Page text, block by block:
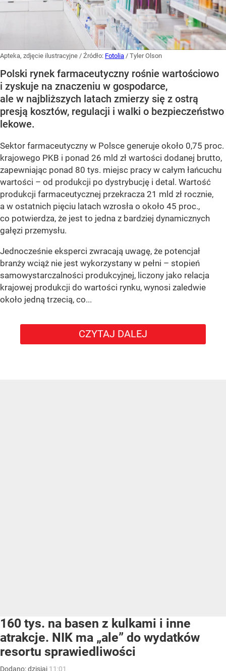
Apteka, zdjęcie ilustracyjne / Źródło: Fotolia / Tyler Olson
Polski rynek farmaceutyczny rośnie wartościowo
i zyskuje na znaczeniu w gospodarce,
ale w najbliższych latach zmierzy się z ostrą
presją kosztów, regulacji i walki o bezpieczeństwo
lekowe.
Sektor farmaceutyczny w Polsce generuje około 0,75 proc.
krajowego PKB i ponad 26 mld zł wartości dodanej brutto,
zapewniając ponad 80 tys. miejsc pracy w całym łańcuchu
wartości – od produkcji po dystrybucję i detal. Wartość
produkcji farmaceutycznej przekracza 21 mld zł rocznie,
a w ostatnich pięciu latach wzrosła o około 45 proc.,
co potwierdza, że jest to jedna z bardziej dynamicznych
gałęzi przemysłu.
Jednocześnie eksperci zwracają uwagę, że potencjał
branży wciąż nie jest wykorzystany w pełni – stopień
samowystarczalności produkcyjnej, liczony jako relacja
krajowej produkcji do wartości rynku, wynosi zaledwie
około jedną trzecią, co...
CZYTAJ DALEJ
160 tys. na basen z kulkami i inne
atrakcje. NIK ma „ale” do wydatków
resortu sprawiedliwości
Dodano:dzisiaj 11:01